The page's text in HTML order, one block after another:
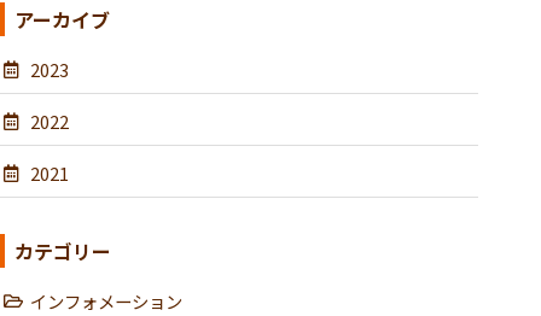
アーカイブ
2023
2022
2021
カテゴリー
インフォメーション